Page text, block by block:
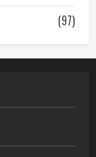
(97)